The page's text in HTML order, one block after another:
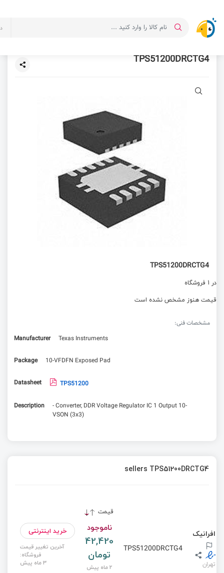
TPS51200DRCTG4
TPS51200DRCTG4
در 1 فروشگاه
قیمت هنوز مشخص نشده است
مشخصات فنی:
Manufacturer
Texas Instruments
Package 10-VFDFN Exposed Pad
Datasheet TPS51200
Description
- Converter, DDR Voltage Regulator IC 1 Output 10-
VSON (3x3)
sellers TPS51200DRCTG4
قیمت
افرانیک
تهران
TPS51200DRCTG4
ناموجود
42,420
تومان
2 ماه پیش
خرید اینترنتی
آخرین تغییر قیمت
فروشگاه:
3 ماه پیش